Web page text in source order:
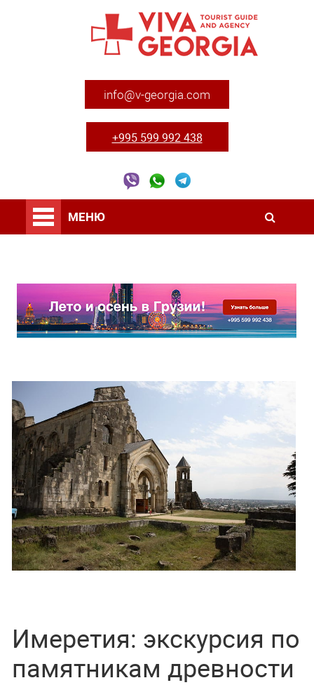
info@v-georgia.com
+995 599 992 438
МЕНЮ
Имеретия: экскурсия по
памятникам древности